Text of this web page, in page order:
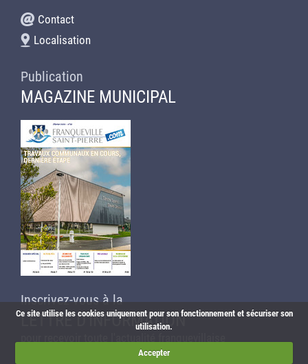
Ce site utilise les cookies uniquement pour son fonctionnement et sécuriser son
utilisation.
Accepter
Contact
Localisation
Publication
MAGAZINE MUNICIPAL
Inscrivez-vous à la
LETTRE D'INFORMATION